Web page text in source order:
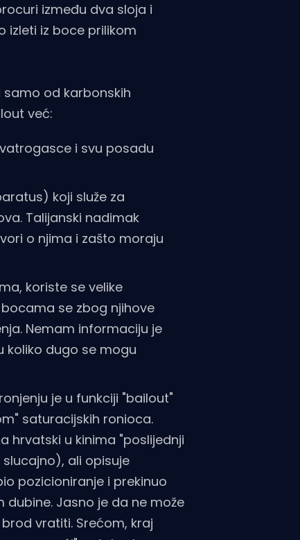
između dva sloja i
izleti iz boce prilikom
od karbonskih
već:
i svu posadu
koji služe za
Talijanski nadimak
o njima i zašto moraju
koriste se velike
se zbog njihove
Nemam informaciju je
koliko dugo se mogu
je u funkciji "bailout"
saturacijskih ronioca.
hrvatski u kinima "poslijednji
slucajno), ali opisuje
pozicioniranje i prekinuo
Jasno je da ne može
vratiti. Srećom, kraj